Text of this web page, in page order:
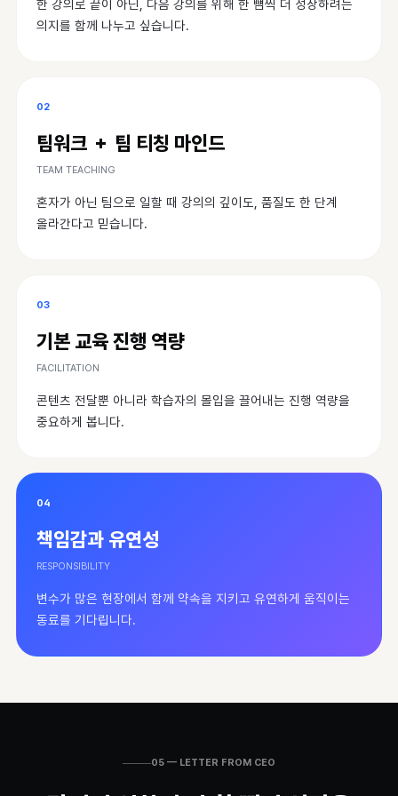
한 강의로 끝이 아닌, 다음 강의를 위해 한 뼘씩 더 성장하려는
의지를 함께 나누고 싶습니다.
02
팀워크 ＋ 팀 티칭 마인드
TEAM TEACHING
혼자가 아닌 팀으로 일할 때 강의의 깊이도, 품질도 한 단계
올라간다고 믿습니다.
03
기본 교육 진행 역량
FACILITATION
콘텐츠 전달뿐 아니라 학습자의 몰입을 끌어내는 진행 역량을
중요하게 봅니다.
04
책임감과 유연성
RESPONSIBILITY
변수가 많은 현장에서 함께 약속을 지키고 유연하게 움직이는
동료를 기다립니다.
05 — LETTER FROM CEO